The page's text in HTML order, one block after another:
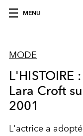
MENU
MODE
Lara Croft
2001
L'actrice a